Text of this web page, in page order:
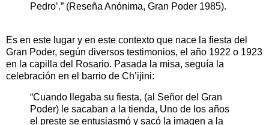
Pedro’.” (Reseña Anónima, Gran Poder 1985).
Es en este lugar y en este contexto que nace la fiesta del
Gran Poder, según diversos testimonios, el año 1922 o 1923
en la capilla del Rosario. Pasada la misa, seguía la
celebración en el barrio de Ch’ijini:
“Cuando llegaba su fiesta, (al Señor del Gran
Poder) le sacaban a la tienda, Uno de los años
el preste se entusiasmó y sacó la imagen a la